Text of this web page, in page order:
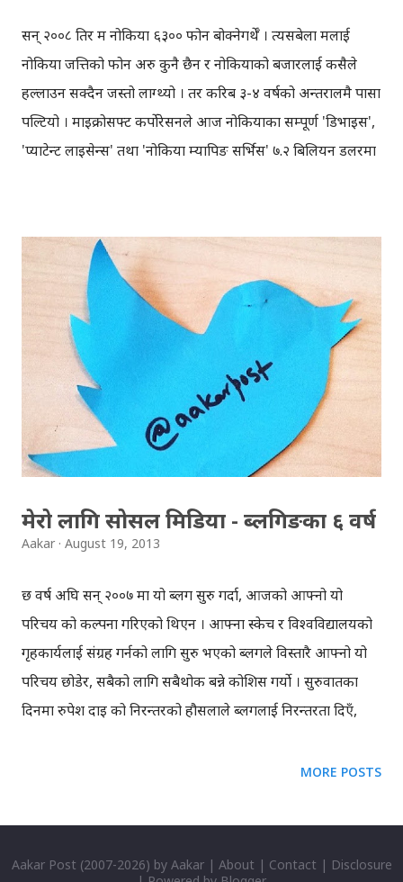
सन् २००८ तिर म नोकिया ६३०० फोन बोक्नेगर्थेँ । त्यसबेला मलाई
नोकिया जत्तिको फोन अरु कुनै छैन र नोकियाको बजारलाई कसैले
हल्लाउन सक्दैन जस्तो लाग्थ्यो । तर करिब ३-४ वर्षको अन्तरालमै पासा
पल्टियो । माइक्रोसफ्ट कर्पोरेसनले आज नोकियाका सम्पूर्ण 'डिभाइस',
'प्याटेन्ट लाइसेन्स' तथा 'नोकिया म्यापिङ सर्भिस' ७.२ बिलियन डलरमा
फोनको ट्रेडमार्क माइक्रोसफ्टमा निहित रहनेछ, भने "नोकिया" फिनिस
कम्पनीकै "ब्रान्ड"को रुपमा रहनेछ, र नोकियाले आफ्नो फिचर फोन
मात्र 'नोकिया' ब्रान्डको रुपमा निकाल्न पाउनेछ। टेक्नोलोजी साइट द
भर्जका अनुसार , भविष्यमा बन्ने सबै विन्डोज फोनहरुलाई, माइक्रोसफ्ट
ब्रान्डिङ गरिनेछ ।यसको अर्थ भनेको भविष्यमा हामीले 'नोकिया'
ब्रान्डेड कुनै पनि स्मार्टफोन चलाउन पाउनेछैनौँ । Microsoft buys
Nokia for $7.2 billion. Crazy stat: In 2007 Nokia's
market share was 48.7%. By 2012 it had sli...
मेरो लागि सोसल मिडिया - ब्लगिङका ६ वर्ष
Aakar August 19, 2013
छ वर्ष अघि सन् २००७ मा यो ब्लग सुरु गर्दा, आजको आफ्नो यो
परिचय को कल्पना गरिएको थिएन । आफ्ना स्केच र विश्वविद्यालयको
गृहकार्यलाई संग्रह गर्नको लागि सुरु भएको ब्लगले विस्तारै आफ्नो यो
परिचय छोडेर, सबैको लागि सबैथोक बन्ने कोशिस गर्यो । सुरुवातका
दिनमा रुपेश दाइ को निरन्तरको हौसलाले ब्लगलाई निरन्तरता दिएँ,
ट्विटरको लोकप्रियता बढ्न थाल्यो, अनि त्यही लहरमा लागियो । ब्लग,
रहेको 'सोसल मिडिया' मेरो प्रोफेसनको रुपमा देखापर्यो । सोसल
MORE POSTS
Aakar Post (2007-2026) by Aakar| About | Contact | Disclosure